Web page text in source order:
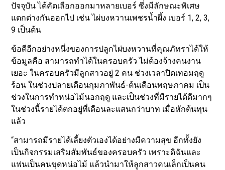
ปัจจุบัน ได้คัดเลือกออกมาหลายเบอร์ ซึ่งมีลักษณะพิเศษ
แตกต่างกันออกไป เช่น ไผ่บงหวานเพชรน้ำผึ้ง เบอร์ 1, 2, 3,
9 เป็นต้น
ข้อดีอีกอย่างหนึ่งของการปลูกไผ่บงหวานที่คุณภัทราได้ให้
ข้อมูลคือ สามารถทำได้ในครอบครัว ไม่ต้องจ้างคนงาน
เยอะ ในครอบครัวมีลูกสาวอยู่ 2 คน ช่วงเวลาปิดเทอมฤดู
ร้อน ในช่วงปลายเดือนกุมภาพันธ์-ต้นเดือนพฤษภาคม เป็น
ช่วงในการทำหน่อไม้นอกฤดู และเป็นช่วงที่มีรายได้ดีมากๆ
ในช่วงนี้รายได้ตกอยู่ที่เดือนละแสนกว่าบาท เมื่อหักต้นทุน
แล้ว
“สามารถมีรายได้เลี้ยงตัวเองได้อย่างมีความสุข อีกทั้งยัง
เป็นกิจกรรมเสริมสัมพันธ์ของครอบครัว เพราะดิฉันและ
แฟนเป็นคนขุดหน่อไม้ แล้วนำมาให้ลูกสาวคนเล็กเป็นคน